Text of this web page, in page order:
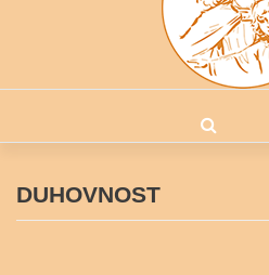
DUHOVNOST